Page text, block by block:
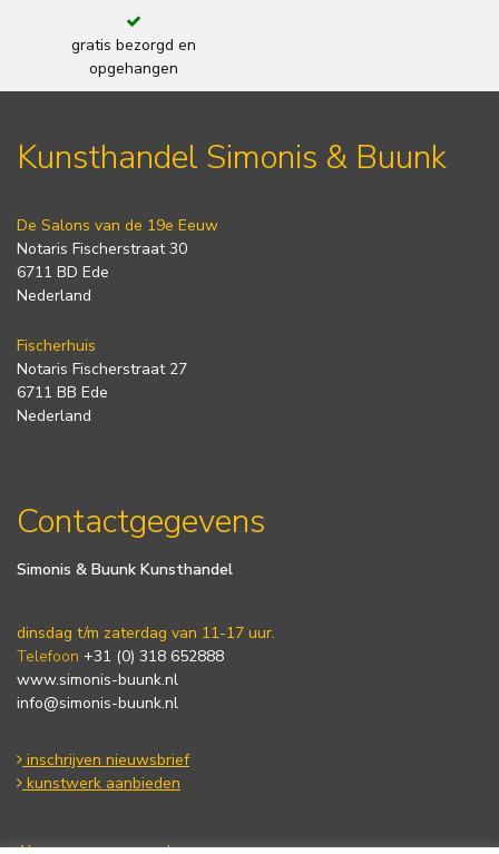
gratis bezorgd en
opgehangen
Kunsthandel Simonis & Buunk
De Salons van de 19e Eeuw
Notaris Fischerstraat 30
6711 BD Ede
Nederland
Fischerhuis
Notaris Fischerstraat 27
6711 BB Ede
Nederland
Contactgegevens
Simonis & Buunk Kunsthandel
dinsdag t/m zaterdag van 11-17 uur.
Telefoon +31 (0) 318 652888
www.simonis-buunk.nl
info@simonis-buunk.nl
inschrijven nieuwsbrief
kunstwerk aanbieden